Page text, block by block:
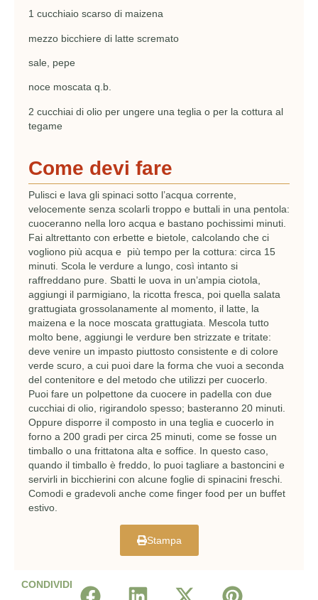
1 cucchiaio scarso di maizena
mezzo bicchiere di latte scremato
sale, pepe
noce moscata q.b.
2 cucchiai di olio per ungere una teglia o per la cottura al
tegame
Come devi fare
Pulisci e lava gli spinaci sotto l’acqua corrente,
velocemente senza scolarli troppo e buttali in una pentola:
cuoceranno nella loro acqua e bastano pochissimi minuti.
Fai altrettanto con erbette e bietole, calcolando che ci
vogliono più acqua e più tempo per la cottura: circa 15
minuti. Scola le verdure a lungo, così intanto si
raffreddano pure. Sbatti le uova in un’ampia ciotola,
aggiungi il parmigiano, la ricotta fresca, poi quella salata
grattugiata grossolanamente al momento, il latte, la
maizena e la noce moscata grattugiata. Mescola tutto
molto bene, aggiungi le verdure ben strizzate e tritate:
deve venire un impasto piuttosto consistente e di colore
verde scuro, a cui puoi dare la forma che vuoi a seconda
del contenitore e del metodo che utilizzi per cuocerlo.
Puoi fare un polpettone da cuocere in padella con due
cucchiai di olio, rigirandolo spesso; basteranno 20 minuti.
Oppure disporre il composto in una teglia e cuocerlo in
forno a 200 gradi per circa 25 minuti, come se fosse un
timballo o una frittatona alta e soffice. In questo caso,
quando il timballo è freddo, lo puoi tagliare a bastoncini e
servirli in bicchierini con alcune foglie di spinacini freschi.
Comodi e gradevoli anche come finger food per un buffet
estivo.
Stampa
CONDIVIDI